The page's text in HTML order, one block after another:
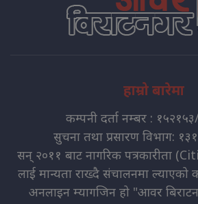
हाम्रो बारेमा
कम्पनी दर्ता नम्बर :
सुचना तथा प्रसारण विभाग:
सन् २०११ बाट नागरिक पत्रकारीता
लाई मान्यता राख्दै संचालनमा ल्याएको
अनलाइन म्यागजिन हो "आवर